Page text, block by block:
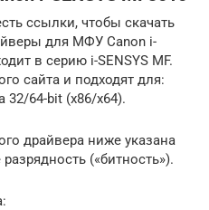
ссылки, чтобы скачать
для МФУ Canon i-
в серию i-SENSYS MF.
сайта и подходят для:
32/64-bit (x86/x64).
драйвера ниже указана
(«битность»).